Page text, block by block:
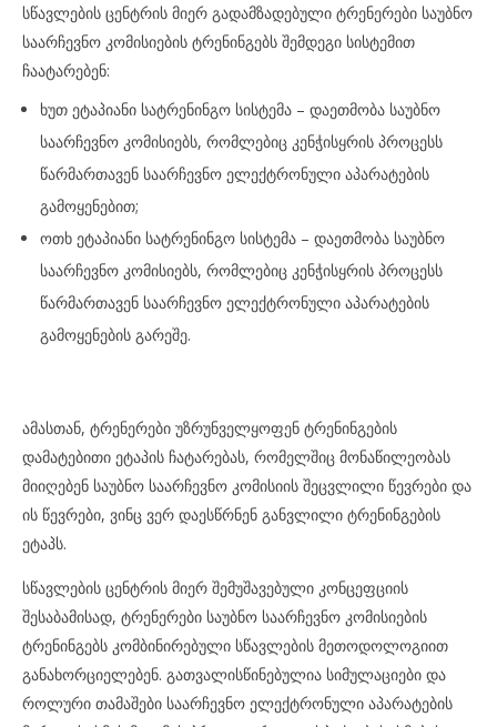
სწავლების ცენტრის მიერ გადამზადებული ტრენერები საუბნო
საარჩევნო კომისიების ტრენინგებს შემდეგი სისტემით
ჩაატარებენ:
ხუთ ეტაპიანი სატრენინგო სისტემა – დაეთმობა საუბნო
საარჩევნო კომისიებს, რომლებიც კენჭისყრის პროცესს
წარმართავენ საარჩევნო ელექტრონული აპარატების
გამოყენებით;
ოთხ ეტაპიანი სატრენინგო სისტემა – დაეთმობა საუბნო
საარჩევნო კომისიებს, რომლებიც კენჭისყრის პროცესს
წარმართავენ საარჩევნო ელექტრონული აპარატების
გამოყენების გარეშე.
ამასთან, ტრენერები უზრუნველყოფენ ტრენინგების
დამატებითი ეტაპის ჩატარებას, რომელშიც მონაწილეობას
მიიღებენ საუბნო საარჩევნო კომისიის შეცვლილი წევრები და
ის წევრები, ვინც ვერ დაესწრნენ განვლილი ტრენინგების
ეტაპს.
სწავლების ცენტრის მიერ შემუშავებული კონცეფციის
შესაბამისად, ტრენერები საუბნო საარჩევნო კომისიების
ტრენინგებს კომბინირებული სწავლების მეთოდოლოგიით
განახორციელებენ. გათვალისწინებულია სიმულაციები და
როლური თამაშები საარჩევნო ელექტრონული აპარატების